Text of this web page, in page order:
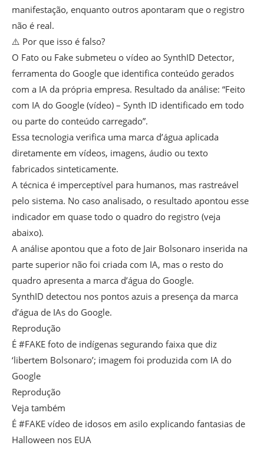
manifestação, enquanto outros apontaram que o registro
não é real.
⚠️ Por que isso é falso?
O Fato ou Fake submeteu o vídeo ao SynthID Detector,
ferramenta do Google que identifica conteúdo gerados
com a IA da própria empresa. Resultado da análise: “Feito
com IA do Google (vídeo) – Synth ID identificado em todo
ou parte do conteúdo carregado”.
Essa tecnologia verifica uma marca d’água aplicada
diretamente em vídeos, imagens, áudio ou texto
fabricados sinteticamente.
A técnica é imperceptível para humanos, mas rastreável
pelo sistema. No caso analisado, o resultado apontou esse
indicador em quase todo o quadro do registro (veja
abaixo).
A análise apontou que a foto de Jair Bolsonaro inserida na
parte superior não foi criada com IA, mas o resto do
quadro apresenta a marca d’água do Google.
SynthID detectou nos pontos azuis a presença da marca
d’água de IAs do Google.
Reprodução
É #FAKE foto de indígenas segurando faixa que diz
‘libertem Bolsonaro’; imagem foi produzida com IA do
Google
Reprodução
Veja também
É #FAKE vídeo de idosos em asilo explicando fantasias de
Halloween nos EUA